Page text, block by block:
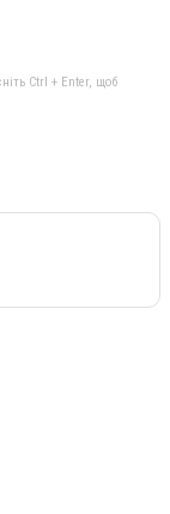
Ctrl + Enter, щоб